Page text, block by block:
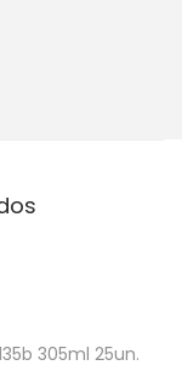
305ml 25un.